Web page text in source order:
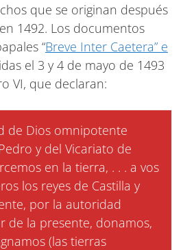
que se originan después
1492. Los documentos
“Breve Inter Caetera” e
el 3 y 4 de mayo de 1493
VI, que declaran:
de Dios omnipotente
y del Vicariato de
en la tierra, . . . a vos
los reyes de Castilla y
por la autoridad
de la presente, donamos,
(las tierras